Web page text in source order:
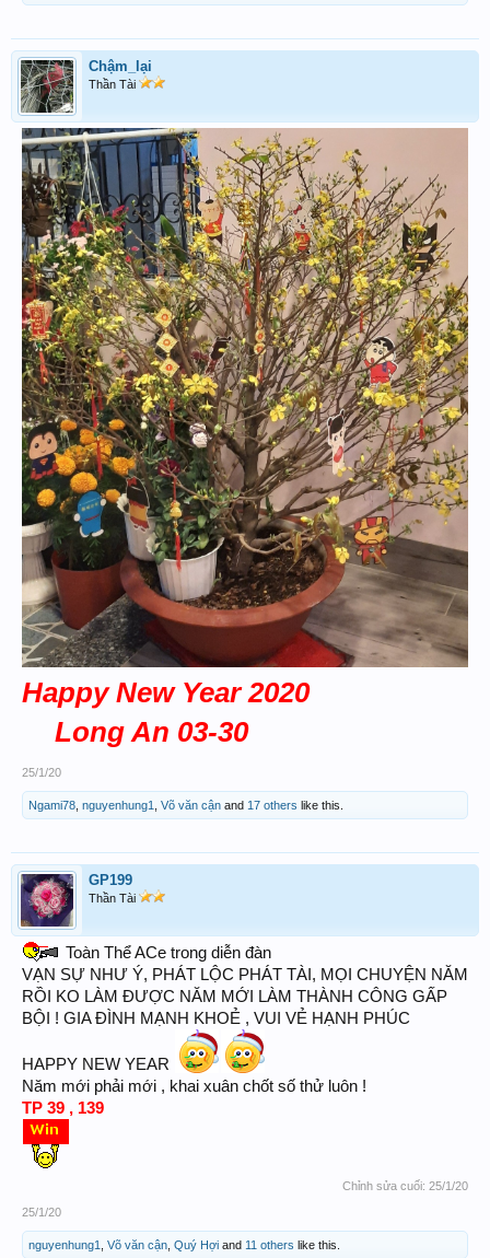
Chậm_lại
Thần Tài
Happy New Year 2020
Long An 03-30
25/1/20
Ngami78 nguyenhung1 Võ văn cận and 17 others like this.
GP199
Thần Tài
Toàn Thể ACe trong diễn đàn
VẠN SỰ NHƯ Ý, PHÁT LỘC PHÁT TÀI, MỌI CHUYỆN NĂM
RỒI KO LÀM ĐƯỢC NĂM MỚI LÀM THÀNH CÔNG GẤP
BỘI ! GIA ĐÌNH MẠNH KHOẺ , VUI VẺ HẠNH PHÚC
HAPPY NEW YEAR
Năm mới phải mới , khai xuân chốt số thử luôn !
TP 39 , 139
Chỉnh sửa cuối: 25/1/20
25/1/20
nguyenhung1 Võ văn cận Quý Hợi and 11 others like this.